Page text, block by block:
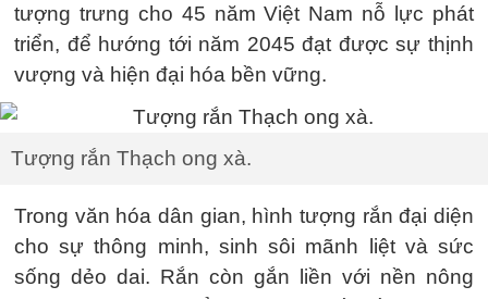
tượng trưng cho 45 năm Việt Nam nỗ lực phát
triển, để hướng tới năm 2045 đạt được sự thịnh
vượng và hiện đại hóa bền vững.
Tượng rắn Thạch ong xà.
Trong văn hóa dân gian, hình tượng rắn đại diện
cho sự thông minh, sinh sôi mãnh liệt và sức
sống dẻo dai. Rắn còn gắn liền với nền nông